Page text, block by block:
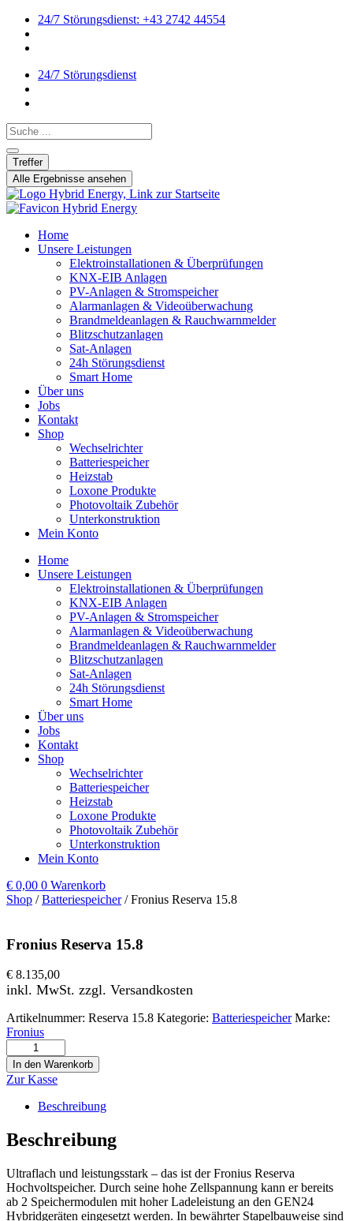
24/7 Störungsdienst: +43 2742 44554
24/7 Störungsdienst
Search ...
Treffer
Alle Ergebnisse ansehen
Home
Unsere Leistungen
Elektroinstallationen & Überprüfungen
KNX-EIB Anlagen
PV-Anlagen & Stromspeicher
Alarmanlagen & Videoüberwachung
Brandmeldeanlagen & Rauchwarnmelder
Blitzschutzanlagen
Sat-Anlagen
24h Störungsdienst
Smart Home
Über uns
Jobs
Kontakt
Shop
Wechselrichter
Batteriespeicher
Heizstab
Loxone Produkte
Photovoltaik Zubehör
Unterkonstruktion
Mein Konto
Home
Unsere Leistungen
Elektroinstallationen & Überprüfungen
KNX-EIB Anlagen
PV-Anlagen & Stromspeicher
Alarmanlagen & Videoüberwachung
Brandmeldeanlagen & Rauchwarnmelder
Blitzschutzanlagen
Sat-Anlagen
24h Störungsdienst
Smart Home
Über uns
Jobs
Kontakt
Shop
Wechselrichter
Batteriespeicher
Heizstab
Loxone Produkte
Photovoltaik Zubehör
Unterkonstruktion
Mein Konto
€ 0,00 0 Warenkorb
Shop /Batteriespeicher/ Fronius Reserva 15.8
Fronius Reserva 15.8
€ 8.135,00
inkl. MwSt. zzgl. Versandkosten
Artikelnummer: Reserva 15.8 Kategorie: Batteriespeicher Marke:
Fronius
Fronius Reserva 15.8 Menge
In den Warenkorb
Zur Kasse
Beschreibung
Beschreibung
Ultraflach und leistungsstark – das ist der Fronius Reserva
Hochvoltspeicher. Durch seine hohe Zellspannung kann er bereits
ab 2 Speichermodulen mit hoher Ladeleistung an den GEN24
Hybridgeräten eingesetzt werden. In bewährter Stapelbauweise sind